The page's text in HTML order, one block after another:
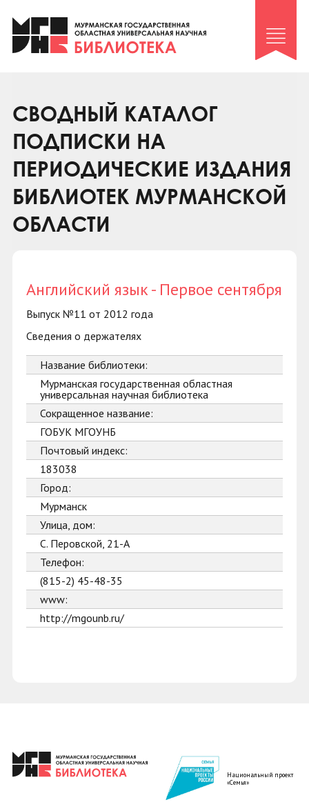
Клуб «Гиря и сельдерей»
Клуб «Семейный архив»
Коллегам
Контакты
СВОДНЫЙ КАТАЛОГ
ПОДПИСКИ НА
ПЕРИОДИЧЕСКИЕ ИЗДАНИЯ
БИБЛИОТЕК МУРМАНСКОЙ
ОБЛАСТИ
Английский язык - Первое сентября
Выпуск №11 от 2012 года
Сведения о держателях
Название библиотеки:
Мурманская государственная областная
универсальная научная библиотека
Сокращенное название:
ГОБУК МГОУНБ
Почтовый индекс:
183038
Город:
Мурманск
Улица, дом:
С. Перовской, 21-А
Телефон:
(815-2) 45-48-35
www:
http://mgounb.ru/
Национальный проект
«Семья»